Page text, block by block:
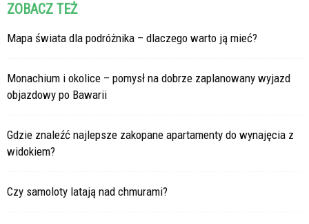
ZOBACZ TEŻ
Mapa świata dla podróżnika – dlaczego warto ją mieć?
Monachium i okolice – pomysł na dobrze zaplanowany wyjazd
objazdowy po Bawarii
Gdzie znaleźć najlepsze zakopane apartamenty do wynajęcia z
widokiem?
Czy samoloty latają nad chmurami?